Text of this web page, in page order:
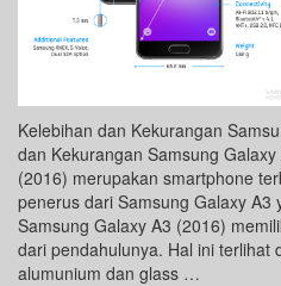
Kelebihan dan Kekurangan
dan Kekurangan Samsung
(2016) merupakan smartphone
penerus dari Samsung Galaxy A3
Samsung Galaxy A3 (2016)
dari pendahulunya. Hal ini terlihat
alumunium dan glass …